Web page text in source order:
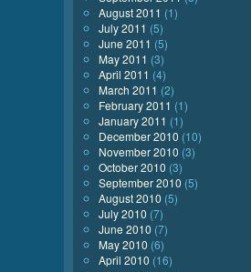
August 2011 (1)
July 2011 (5)
June 2011 (5)
May 2011 (3)
April 2011 (4)
March 2011 (2)
February 2011 (1)
January 2011 (1)
December 2010 (10)
November 2010 (3)
October 2010 (3)
September 2010 (5)
August 2010 (5)
July 2010 (7)
June 2010 (7)
May 2010 (6)
April 2010 (16)